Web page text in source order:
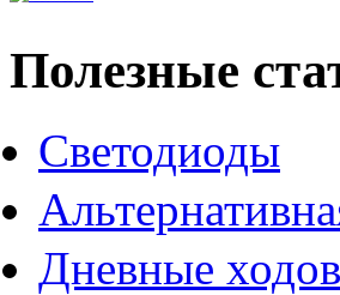
Полезные
Светодиоды
Дневные